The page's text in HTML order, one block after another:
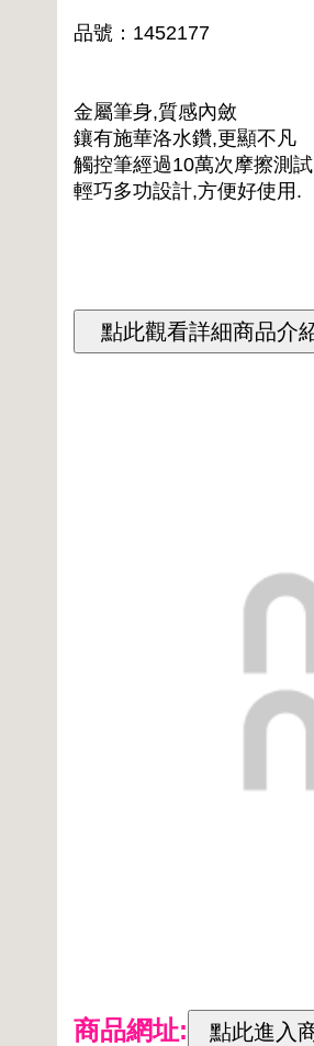
品號：1452177
金屬筆身,質感內斂
鑲有施華洛水鑽,更顯不凡
觸控筆經過10萬次摩擦測試
輕巧多功設計,方便好使用.
商品網址: